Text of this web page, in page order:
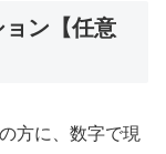
ン【任意
方に、数字で現